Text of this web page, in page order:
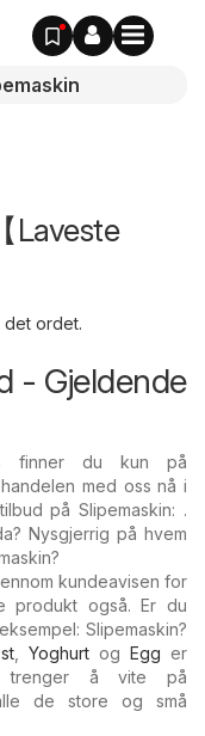
Laveste
det ordet.
- Gjeldende
finner du kun på
med oss nå i
på Slipemaskin: .
Nysgjerrig på hvem
kundeavisen for
produkt også. Er du
Slipemaskin?
, Yoghurtog Egg er
trenger å vite på
de store og små